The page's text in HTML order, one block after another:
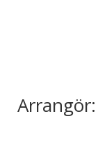
Arrangör: